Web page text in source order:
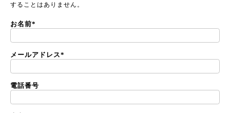
することはありません。
お名前*
メールアドレス*
電話番号